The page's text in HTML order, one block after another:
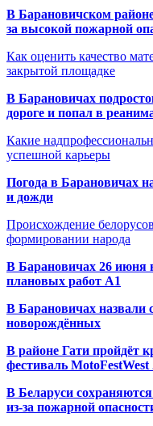
В Барановичском
за высокой пожарной
Как оценить качество
закрытой площадке
В Барановичах
дороге и попал в
Какие
успешной карьеры
Погода в Барановичах
и дожди
Происхождение
формировании народа
В Барановичах 26 июня
плановых работ A1
В Барановичах
новорождённых
В районе Гати пройдёт
фестиваль MotoFestWest
В Беларуси
из-за пожарной